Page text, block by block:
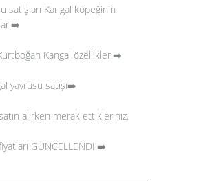
satışları Kangal köpeğinin
Kangal özellikleri➡️
yavrusu satışı➡️
alırken merak ettikleriniz.
GÜNCELLENDİ.➡️